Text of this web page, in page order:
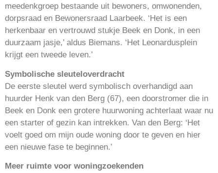
meedenkgroep bestaande uit bewoners, omwonenden,
dorpsraad en Bewonersraad Laarbeek. ‘Het is een
herkenbaar en vertrouwd stukje Beek en Donk, in een
duurzaam jasje,’ aldus Biemans. ‘Het Leonardusplein
krijgt een tweede leven.’
Symbolische sleuteloverdracht
De eerste sleutel werd symbolisch overhandigd aan
huurder Henk van den Berg (67), een doorstromer die in
Beek en Donk een grotere huurwoning achterlaat waar nu
een starter of gezin kan intrekken. Van den Berg: ‘Het
voelt goed om mijn oude woning door te geven en hier
een nieuwe fase te beginnen.’
Meer ruimte voor woningzoekenden